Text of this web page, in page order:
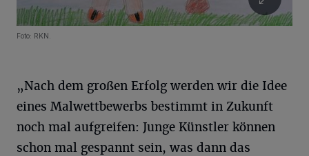
Foto: RKN.
„Nach dem großen Erfolg werden wir die Idee
eines Malwettbewerbs bestimmt in Zukunft
noch mal aufgreifen: Junge Künstler können
schon mal gespannt sein, was dann das